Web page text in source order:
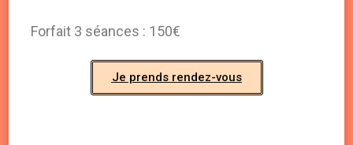
Forfait 3 séances : 150€
Je prends rendez-vous